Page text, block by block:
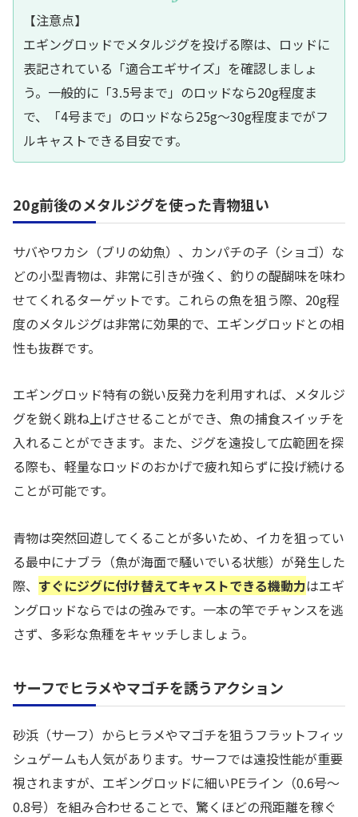
【注意点】
エギングロッドでメタルジグを投げる際は、ロッドに
表記されている「適合エギサイズ」を確認しましょ
う。一般的に「3.5号まで」のロッドなら20g程度ま
で、「4号まで」のロッドなら25g〜30g程度までがフ
ルキャストできる目安です。
20g前後のメタルジグを使った青物狙い
サバやワカシ（ブリの幼魚）、カンパチの子（ショゴ）な
どの小型青物は、非常に引きが強く、釣りの醍醐味を味わ
せてくれるターゲットです。これらの魚を狙う際、20g程
度のメタルジグは非常に効果的で、エギングロッドとの相
性も抜群です。
エギングロッド特有の鋭い反発力を利用すれば、メタルジ
グを鋭く跳ね上げさせることができ、魚の捕食スイッチを
入れることができます。また、ジグを遠投して広範囲を探
る際も、軽量なロッドのおかげで疲れ知らずに投げ続ける
ことが可能です。
青物は突然回遊してくることが多いため、イカを狙ってい
る最中にナブラ（魚が海面で騒いでいる状態）が発生した
際、 すぐにジグに付け替えてキャストできる機動力はエギ
ングロッドならではの強みです。一本の竿でチャンスを逃
さず、多彩な魚種をキャッチしましょう。
サーフでヒラメやマゴチを誘うアクション
砂浜（サーフ）からヒラメやマゴチを狙うフラットフィッ
シュゲームも人気があります。サーフでは遠投性能が重要
視されますが、エギングロッドに細いPEライン（0.6号〜
0.8号）を組み合わせることで、驚くほどの飛距離を稼ぐ